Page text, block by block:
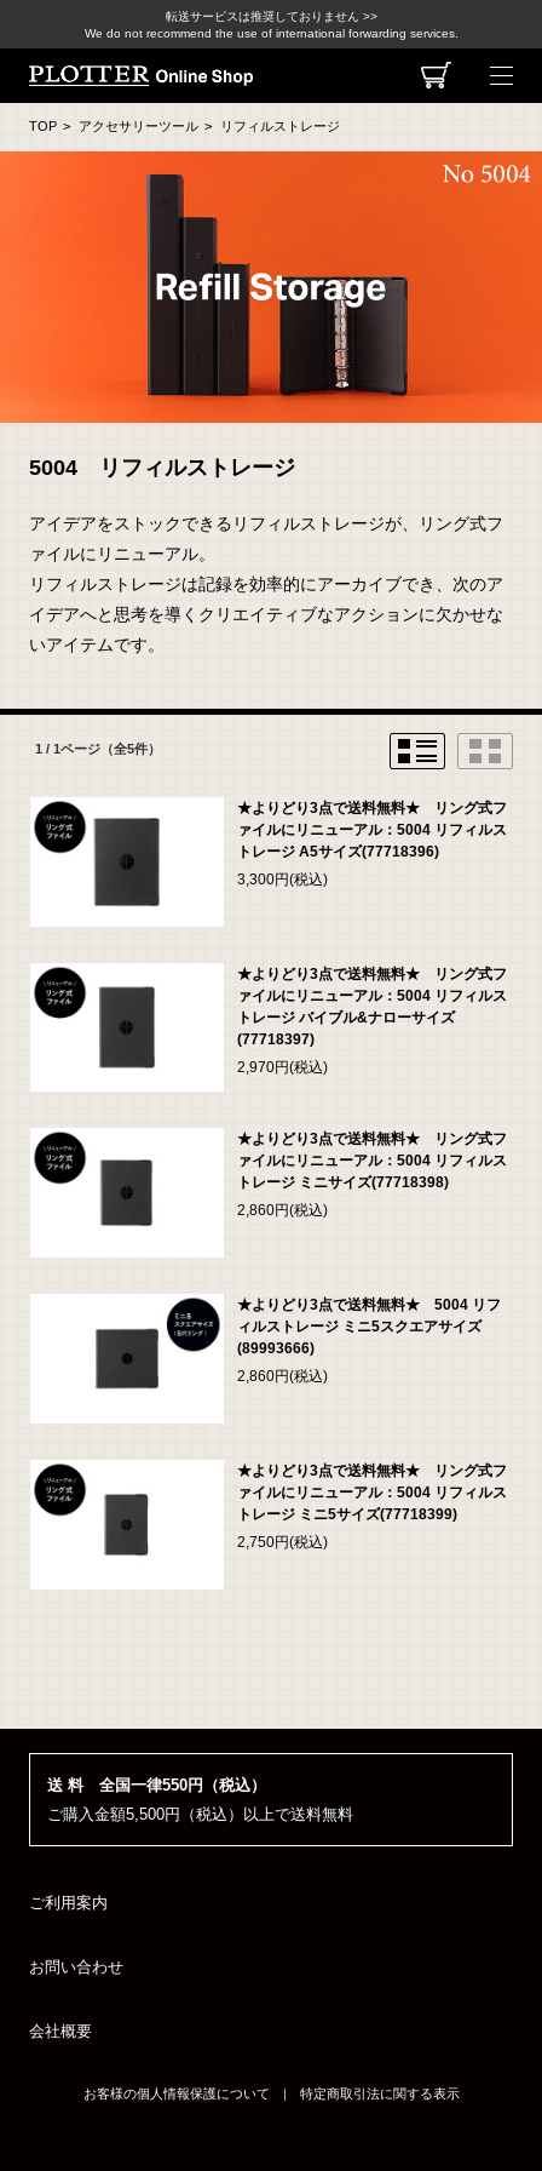
転送サービスは推奨しておりません >>
We do not recommend the use of international forwarding services.
TOP > アクセサリーツール > リフィルストレージ
5004 リフィルストレージ
アイデアをストックできるリフィルストレージが、リング式フ
ァイルにリニューアル。
リフィルストレージは記録を効率的にアーカイブでき、次のア
イデアへと思考を導くクリエイティブなアクションに欠かせな
いアイテムです。
1 / 1ページ（全5件）
★よりどり3点で送料無料★ リング式フ
ァイルにリニューアル：5004 リフィルス
トレージ A5サイズ(77718396)
3,300円(税込)
★よりどり3点で送料無料★ リング式フ
ァイルにリニューアル：5004 リフィルス
トレージ バイブル&ナローサイズ
(77718397)
2,970円(税込)
★よりどり3点で送料無料★ リング式フ
ァイルにリニューアル：5004 リフィルス
トレージ ミニサイズ(77718398)
2,860円(税込)
★よりどり3点で送料無料★ 5004 リフ
ィルストレージ ミニ5スクエアサイズ
(89993666)
2,860円(税込)
★よりどり3点で送料無料★ リング式フ
ァイルにリニューアル：5004 リフィルス
トレージ ミニ5サイズ(77718399)
2,750円(税込)
送 料 全国一律550円（税込）
ご購入金額5,500円（税込）以上で送料無料
ご利用案内
お問い合わせ
会社概要
お客様の個人情報保護について 特定商取引法に関する表示